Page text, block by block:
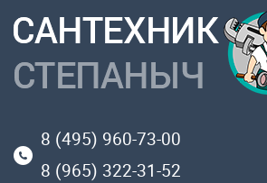
8 (495) 960-73-00
8 (965) 322-31-52